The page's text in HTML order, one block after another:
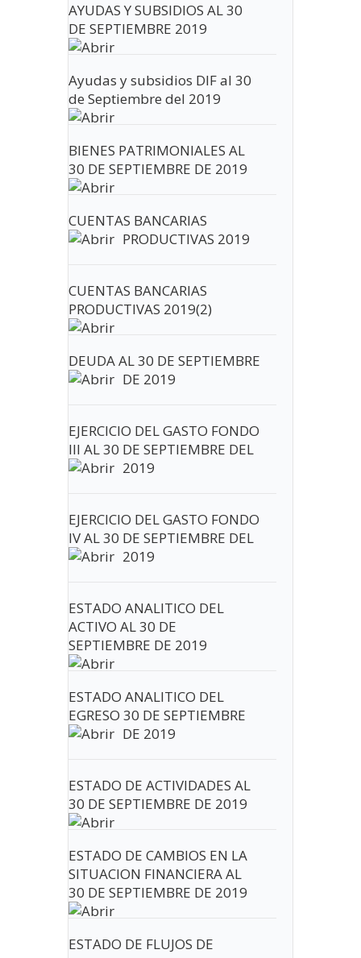
AYUDAS Y SUBSIDIOS AL 30
DE SEPTIEMBRE 2019
Ayudas y subsidios DIF al 30
de Septiembre del 2019
BIENES PATRIMONIALES AL
30 DE SEPTIEMBRE DE 2019
CUENTAS BANCARIAS
PRODUCTIVAS 2019
CUENTAS BANCARIAS
PRODUCTIVAS 2019(2)
DEUDA AL 30 DE SEPTIEMBRE
DE 2019
EJERCICIO DEL GASTO FONDO
III AL 30 DE SEPTIEMBRE DEL
2019
EJERCICIO DEL GASTO FONDO
IV AL 30 DE SEPTIEMBRE DEL
2019
ESTADO ANALITICO DEL
ACTIVO AL 30 DE
SEPTIEMBRE DE 2019
ESTADO ANALITICO DEL
EGRESO 30 DE SEPTIEMBRE
DE 2019
ESTADO DE ACTIVIDADES AL
30 DE SEPTIEMBRE DE 2019
ESTADO DE CAMBIOS EN LA
SITUACION FINANCIERA AL
30 DE SEPTIEMBRE DE 2019
ESTADO DE FLUJOS DE